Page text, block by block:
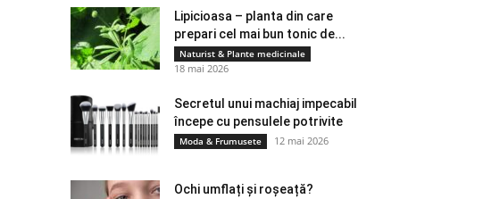
Lipicioasa – planta din care
prepari cel mai bun tonic de...
Naturist & Plante medicinale
18 mai 2026
Secretul unui machiaj impecabil
începe cu pensulele potrivite
Moda & Frumusete 12 mai 2026
Ochi umflați și roșeață?